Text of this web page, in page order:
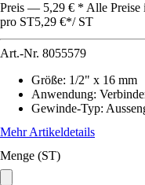
Preis — 5,29 € * Alle Preise
pro ST5,29 €*/ ST
Art.-Nr. 8055579
Größe: 1/2" x 16 mm
Anwendung:
Gewinde-Typ:
Mehr Artikeldetails
Menge (ST)